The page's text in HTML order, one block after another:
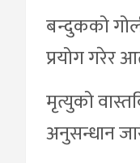
बन्दुकको
प्रयोग गरेर
मृत्युको
अनुसन्धान